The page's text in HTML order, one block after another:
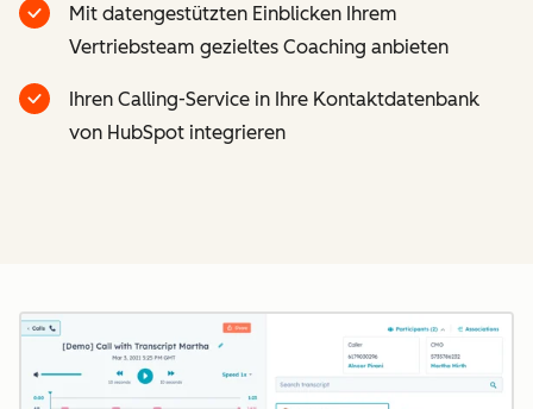
Mit datengestützten Einblicken Ihrem
Vertriebsteam gezieltes Coaching anbieten
Ihren Calling-Service in Ihre Kontaktdatenbank
von HubSpot integrieren